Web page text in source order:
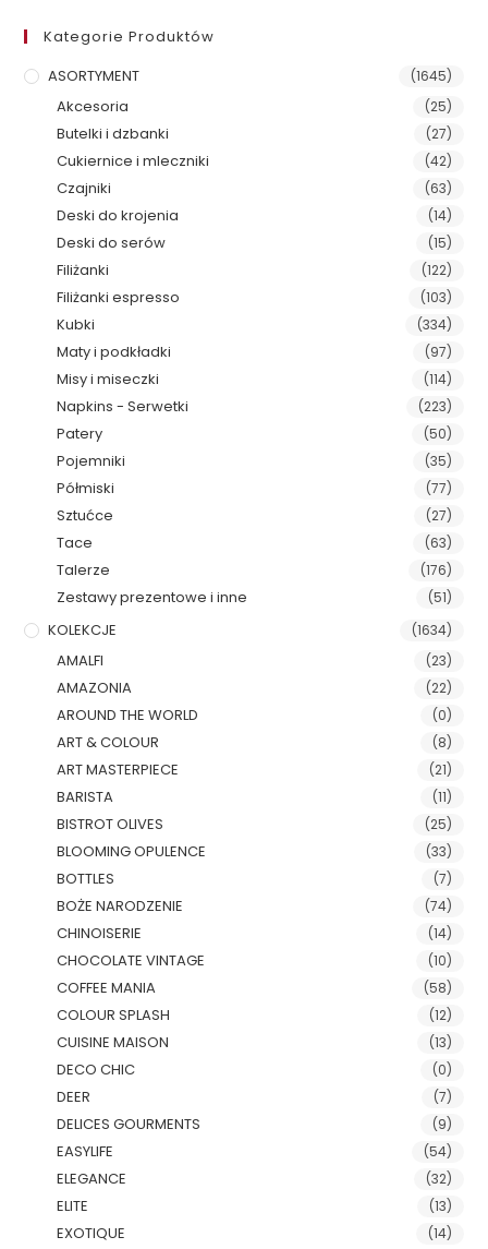
Kategorie Produktów
ASORTYMENT
(1645)
Akcesoria (25)
Butelki i dzbanki (27)
Cukiernice i mleczniki (42)
Czajniki (63)
Deski do krojenia (14)
Deski do serów (15)
Filiżanki (122)
Filiżanki espresso (103)
Kubki (334)
Maty i podkładki (97)
Misy i miseczki (114)
Napkins - Serwetki (223)
Patery (50)
Pojemniki (35)
Półmiski (77)
Sztućce (27)
Tace (63)
Talerze (176)
Zestawy prezentowe i inne (51)
KOLEKCJE (1634)
AMALFI (23)
AMAZONIA (22)
AROUND THE WORLD (0)
ART & COLOUR (8)
ART MASTERPIECE (21)
BARISTA (11)
BISTROT OLIVES (25)
BLOOMING OPULENCE (33)
BOTTLES (7)
BOŻE NARODZENIE (74)
CHINOISERIE (14)
CHOCOLATE VINTAGE (10)
COFFEE MANIA (58)
COLOUR SPLASH (12)
CUISINE MAISON (13)
DECO CHIC (0)
DEER (7)
DELICES GOURMENTS (9)
EASYLIFE (54)
ELEGANCE (32)
ELITE (13)
EXOTIQUE (14)